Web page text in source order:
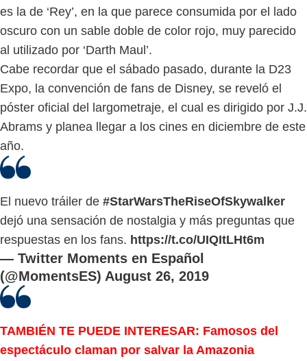
es la de ‘Rey’, en la que parece consumida por el lado
oscuro con un sable doble de color rojo, muy parecido
al utilizado por ‘Darth Maul’.
Cabe recordar que el sábado pasado, durante la D23
Expo, la convención de fans de Disney, se reveló el
póster oficial del largometraje, el cual es dirigido por J.J.
Abrams y planea llegar a los cines en diciembre de este
año.
El nuevo tráiler de #StarWarsTheRiseOfSkywalker
dejó una sensación de nostalgia y más preguntas que
respuestas en los fans. https://t.co/UIQItLHt6m
— Twitter Moments en Español
(@MomentsES) August 26, 2019
TAMBIÉN TE PUEDE INTERESAR: Famosos del
espectáculo claman por salvar la Amazonia